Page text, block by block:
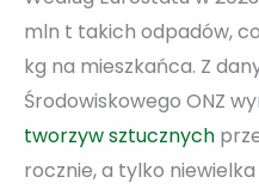
mln t takich odpadów,
kg na mieszkańca. Z
Środowiskowego ONZ
tworzyw sztucznych
rocznie, a tylko